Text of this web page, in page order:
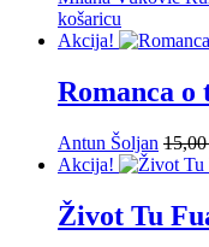
košaricu
Akcija!
Romanca
Antun Šoljan
Akcija!
Život Tu